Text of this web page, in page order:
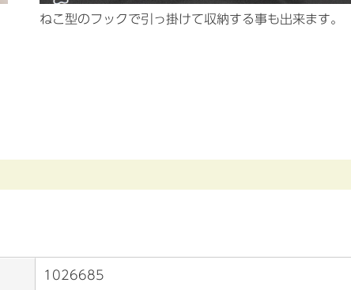
ねこ型のフックで引っ掛けて収納する事も出来ます。
1026685